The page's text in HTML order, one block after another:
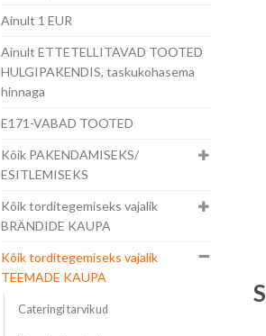
Ainult 1 EUR
Ainult ETTETELLITAVAD TOOTED
HULGIPAKENDIS, taskukohasema
hinnaga
E171-VABAD TOOTED
Kõik PAKENDAMISEKS/
ESITLEMISEKS
Kõik torditegemiseks vajalik
BRÄNDIDE KAUPA
Kõik torditegemiseks vajalik
TEEMADE KAUPA
Cateringi tarvikud